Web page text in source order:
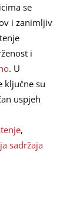
se
i zanimljiv
i
. U
ključne su
uspjeh
,
sadržaja